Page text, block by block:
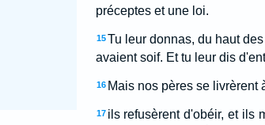
préceptes et une loi.
15 Tu leur donnas, du haut
avaient soif. Et tu leur dis
16 Mais nos pères se livrèrent
17 ils refusèrent d'obéir, et ils